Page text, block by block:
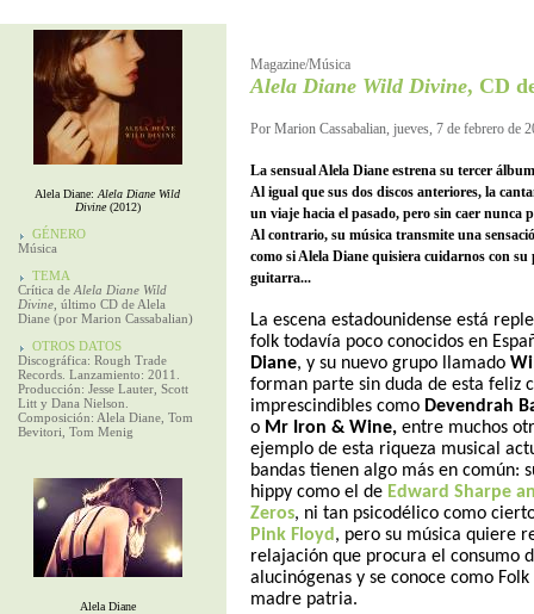
Alela Diane: Alela Diane Wild
Divine(2012)
GÉNERO
Música
TEMA
Crítica de Alela Diane Wild
Divine , último CD de Alela
Diane (por Marion Cassabalian)
OTROS DATOS
Discográfica: Rough Trade
Records. Lanzamiento: 2011.
Producción: Jesse Lauter, Scott
Litt y Dana Nielson.
Composición: Alela Diane, Tom
Bevitori, Tom Menig
Alela Diane
Magazine/Música
Alela Diane Wild Divine, CD
Por Marion Cassabalian, jueves, 7 de febrero de
La sensual Alela Diane estrena su tercer
Al igual que sus dos discos anteriores, la
un viaje hacia el pasado, pero sin caer nunca
Al contrario, su música transmite una
como si Alela Diane quisiera cuidarnos con su
guitarra...
La escena estadounidense está
folk todavía poco conocidos en
Diane, y su nuevo grupo llamado
forman parte sin duda de esta feliz
imprescindibles como Devendrah
o Mr Iron & Wine, entre muchos
ejemplo de esta riqueza musical
bandas tienen algo más en común:
hippy como el de Edward Sharpe
Zeros, ni tan psicodélico como
Pink Floyd , pero su música quiere
relajación que procura el consumo
alucinógenas y se conoce como
madre patria.